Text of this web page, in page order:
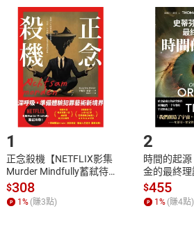
且已下載/存取電子書，不得請求
退貨方式：您欲取消訂單或辦理
貨」，本店鋪將依您的申請進行
請注意，樂天市場須以整筆訂單
挑選商品
Choose
購書後，如何開始使用？
Step1.選擇閱讀載具
1
正念殺機【NETFLIX影集
Murder Mindfully蓄弒待
發】【電子書】
$308
1 % (賺3點)
2
時間的起
金的最終理
$455
1 % (賺4點)